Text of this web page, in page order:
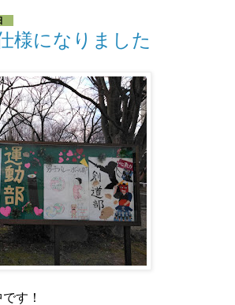
様になりました
す！